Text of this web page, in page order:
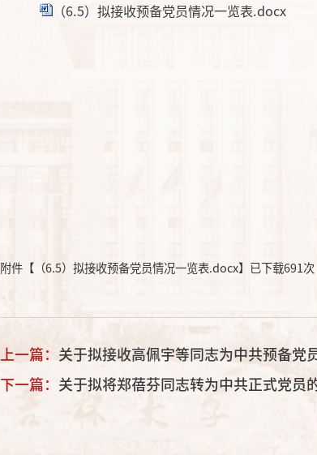
（6.5）拟接收预备党员情况一览表.docx
附件【 （6.5）拟接收预备党员情况一览表.docx】已下载691次
上一篇： 关于拟接收高佩宇等同志为中共预备党
下一篇： 关于拟将郑蓓芬同志转为中共正式党员